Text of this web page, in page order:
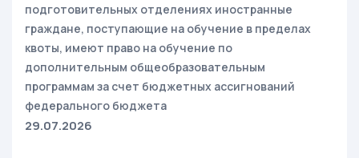
подготовительных отделениях иностранные
граждане, поступающие на обучение в пределах
квоты, имеют право на обучение по
дополнительным общеобразовательным
программам за счет бюджетных ассигнований
федерального бюджета
29.07.2026